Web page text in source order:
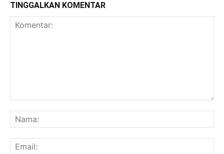
TINGGALKAN KOMENTAR